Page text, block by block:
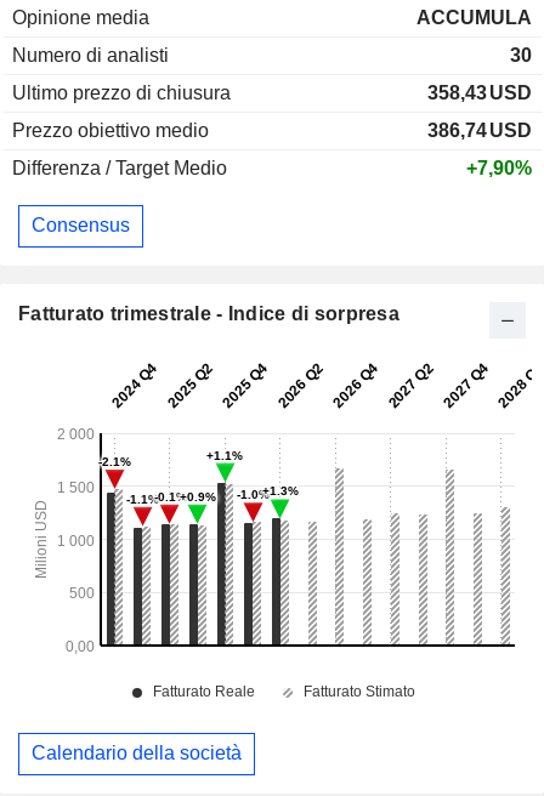
Opinione media
ACCUMULA
Numero di analisti
30
Ultimo prezzo di chiusura
358,43USD
Prezzo obiettivo medio
386,74USD
Differenza / Target Medio
+7,90%
Consensus
Fatturato trimestrale - Indice di sorpresa
Calendario della società